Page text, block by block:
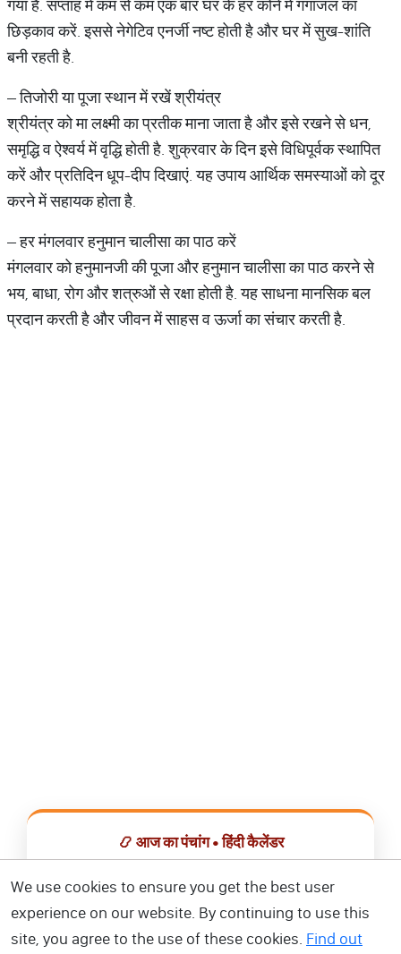
गया है. सप्ताह में कम से कम एक बार घर के हर कोने में गंगाजल का
छिड़काव करें. इससे नेगेटिव एनर्जी नष्ट होती है और घर में सुख-शांति
बनी रहती है.
– तिजोरी या पूजा स्थान में रखें श्रीयंत्र
श्रीयंत्र को मा लक्ष्मी का प्रतीक माना जाता है और इसे रखने से धन,
समृद्धि व ऐश्वर्य में वृद्धि होती है. शुक्रवार के दिन इसे विधिपूर्वक स्थापित
करें और प्रतिदिन धूप-दीप दिखाएं. यह उपाय आर्थिक समस्याओं को दूर
करने में सहायक होता है.
– हर मंगलवार हनुमान चालीसा का पाठ करें
मंगलवार को हनुमानजी की पूजा और हनुमान चालीसा का पाठ करने से
भय, बाधा, रोग और शत्रुओं से रक्षा होती है. यह साधना मानसिक बल
प्रदान करती है और जीवन में साहस व ऊर्जा का संचार करती है.
📿 आज का पंचांग • हिंदी कैलेंडर
📅 हिंदी कैलेंडर ऐप डाउनलोड करें
We use cookies to ensure you get the best user
experience on our website. By continuing to use this
site, you agree to the use of these cookies. Find out